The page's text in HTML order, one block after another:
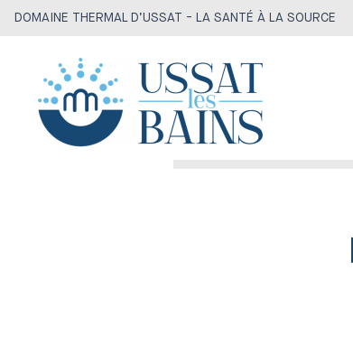
DOMAINE THERMAL D’USSAT - LA SANTÉ À LA SOURCE